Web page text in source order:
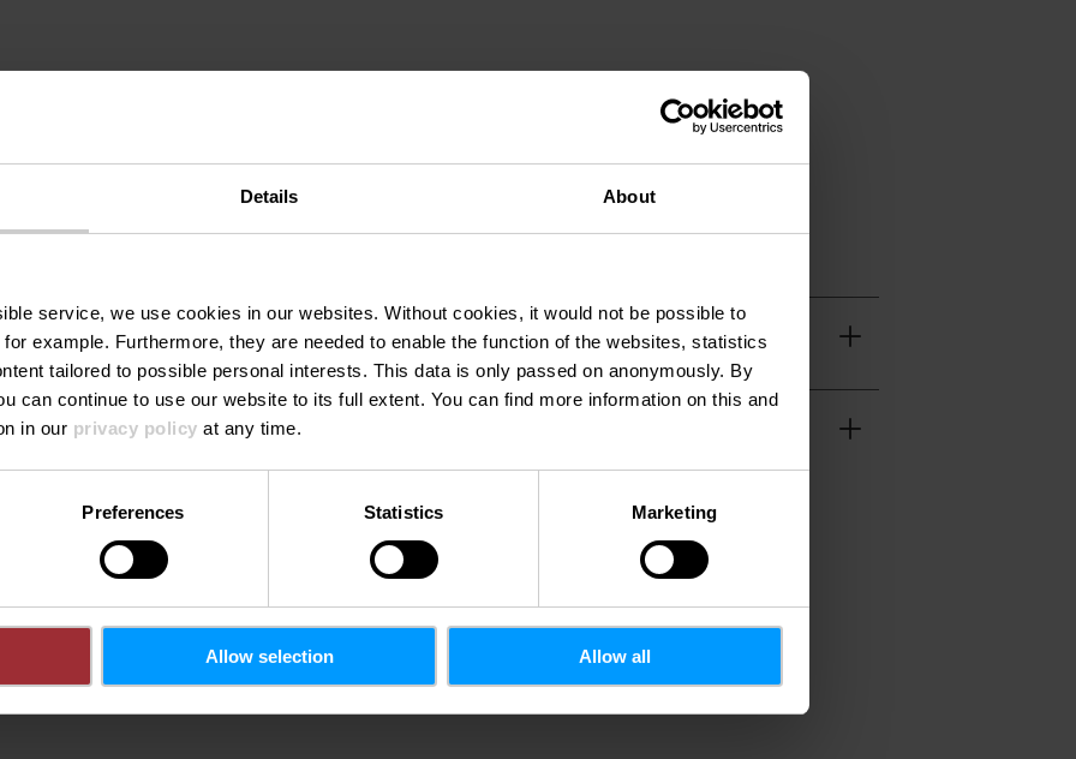
Details About
service, we use cookies in our websites. Without cookies, it would not be possible to
example. Furthermore, they are needed to enable the function of the websites, statistics
tailored to possible personal interests. This data is only passed on anonymously. By
can continue to use our website to its full extent. You can find more information on this and
in our privacy policy at any time.
Preferences Statistics Marketing
Allow selection Allow all